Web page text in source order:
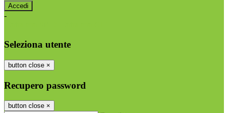
-
Seleziona utente
button close ×
Recupero password
button close ×